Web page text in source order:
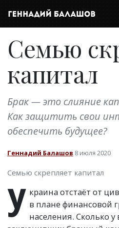
Семью
капитал
Брак — это слияние
Как защитить свои
обеспечить будущее?
Геннадий Балашов 8 июля 2020
Семью скрепляет капитал
У краина отстаёт от
в плане финансовой
населения. Сколько